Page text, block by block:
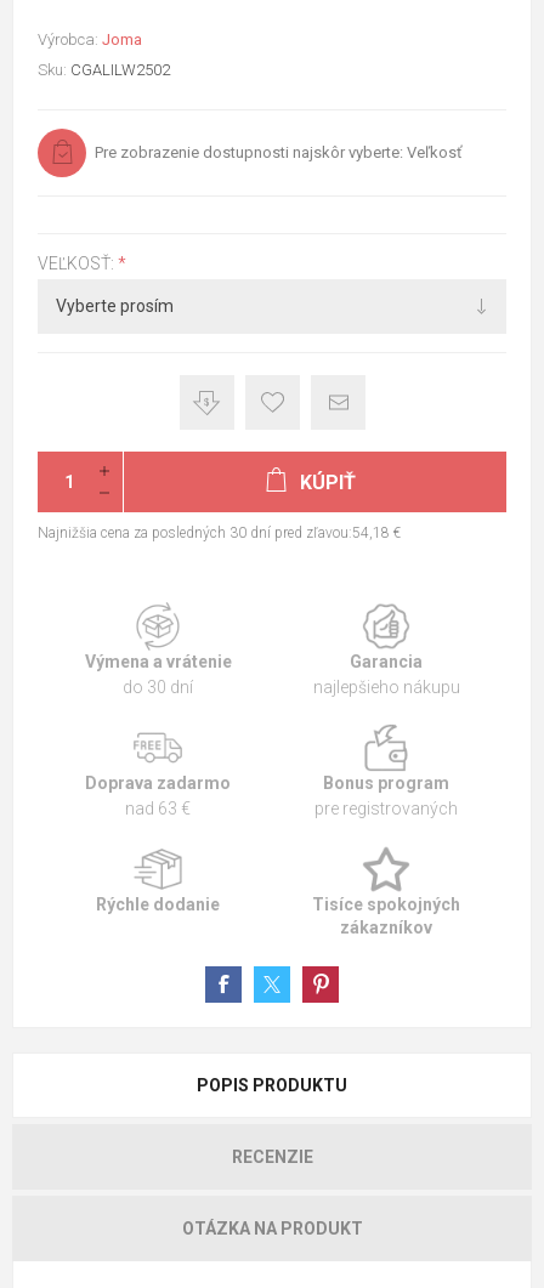
Výrobca: Joma
Sku: CGALILW2502
Pre zobrazenie dostupnosti najskôr vyberte: Veľkosť
VEĽKOSŤ: *
KÚPIŤ
Najnižšia cena za posledných 30 dní pred zľavou:54,18 €
Výmena a vrátenie
do 30 dní
Garancia
najlepšieho nákupu
Doprava zadarmo
nad 63 €
Bonus program
pre registrovaných
Rýchle dodanie
Tisíce spokojných
zákazníkov
POPIS PRODUKTU
RECENZIE
OTÁZKA NA PRODUKT